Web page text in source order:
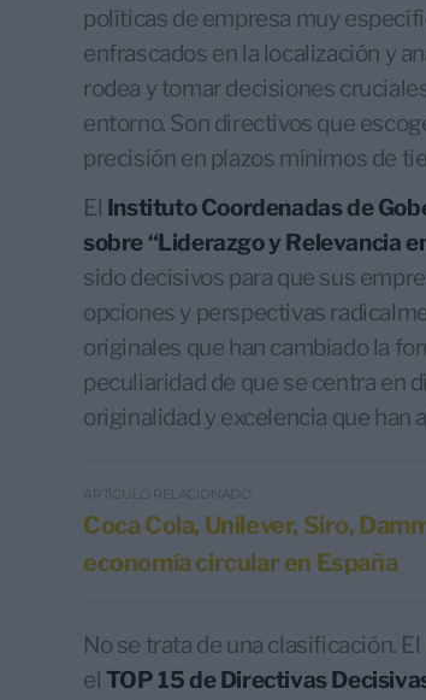
políticas de empresa muy
enfrascados en la localización y
rodea y tomar decisiones
entorno. Son directivos que
precisión en plazos mínimos de
El Instituto Coordenadas de
sobre “Liderazgo y Relevancia
sido decisivos para que sus
opciones y perspectivas
originales que han cambiado la
peculiaridad de que se centra en
originalidad y excelencia que han
ARTÍCULO RELACIONADO
Coca Cola, Unilever, Siro,
economía circular en España
No se trata de una clasificación.
el TOP 15 de Directivas